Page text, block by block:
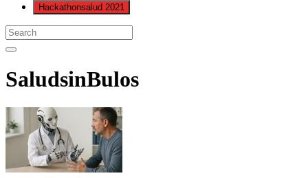
Hackathonsalud 2021
SaludsinBulos